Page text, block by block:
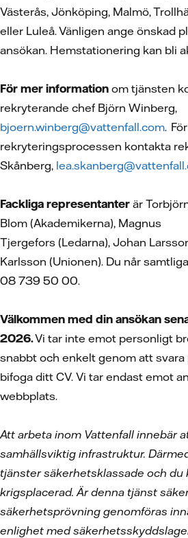
Västerås, Jönköping, Malmö,
eller Luleå. Vänligen ange önskad
ansökan. Hemstationering kan bli
För mer information om tjänsten
rekryterande chef Björn Winberg,
bjoern.winberg@vattenfall.com.
rekryteringsprocessen kontakta
Skånberg,
Fackliga representanter är
Blom (Akademikerna), Magnus
Tjergefors (Ledarna), Johan
Karlsson (Unionen). Du når
08 739 50 00.
Välkommen med din ansökan
2026.Vi tar inte emot personligt
snabbt och enkelt genom att svara
bifoga ditt CV. Vi tar endast emot
webbplats.
Att arbeta inom Vattenfall innebär
samhällsviktig infrastruktur.
tjänster säkerhetsklassade och du
krigsplacerad. Är denna tjänst
säkerhetsprövning genomföras
enlighet med